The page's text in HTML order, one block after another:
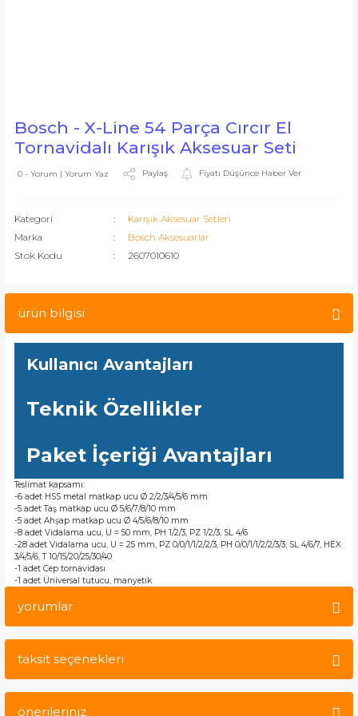
Bosch - X-Line 54 Parça Cırcır El
Tornavidalı Karışık Aksesuar Seti
0 - Yorum | Yorum Yaz Paylaş Fiyatı Düşünce Haber Ver
Kategori
Karışık Aksesuar Setleri
Marka
Bosch Aksesuarlar
Stok Kodu
2607010610
ürün bilgisi
Kullanıcı Avantajları
Teknik Özellikler
Paket İçeriği Avantajları
Teslimat kapsamı:
-6 adet HSS metal matkap ucu Ø 2/2/3/4/5/6 mm
-5 adet Taş matkap ucu Ø 5/6/7/8/10 mm
-5 adet Ahşap matkap ucu Ø 4/5/6/8/10 mm
-8 adet Vidalama ucu, U = 50 mm, PH 1/2/3, PZ 1/2/3, SL 4/6
-28 adet Vidalama ucu, U = 25 mm, PZ 0/0/1/1/2/2/3, PH 0/0/1/1/2/2/3/3, SL 4/6/7, HEX
3/4/5/6, T 10/15/20/25/30/40
-1 adet Cep tornavidası
-1 adet Üniversal tutucu, manyetik
yorumlar
taksit seçenekleri
önerileriniz